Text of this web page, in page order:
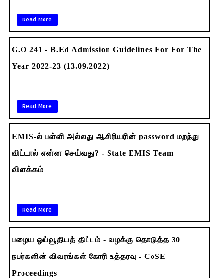
Read More
G.O 241 - B.Ed Admission Guidelines For For The
Year 2022-23 (13.09.2022)
Read More
EMIS-ல் பள்ளி அல்லது ஆசிரியரின் password மறந்து
விட்டால் என்ன செய்வது? - State EMIS Team
விளக்கம்
Read More
பழைய ஓய்வூதியத் திட்டம் - வழக்கு தொடுத்த 30
நபர்களின் விவரங்கள் கோரி உத்தரவு - CoSE
Proceedings